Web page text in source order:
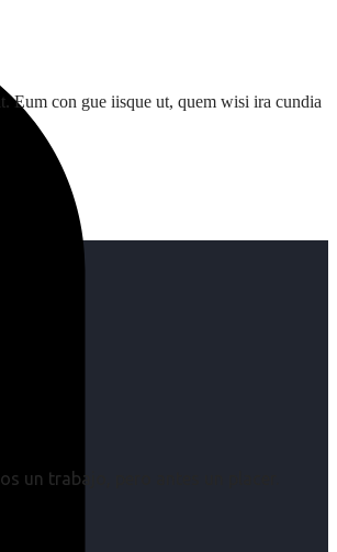
Eum con gue iisque ut, quem wisi ira cundia
un trabajo, pero antes un placer.